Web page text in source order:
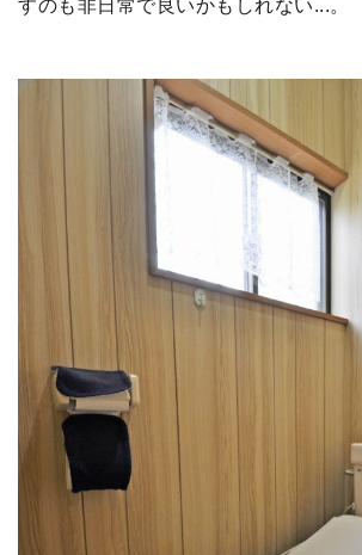
すのも非日常で良いかもしれない...。